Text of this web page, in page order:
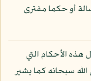
أو حكما مفترى
هذه الأحكام التي
الله سبحانه كما يشير